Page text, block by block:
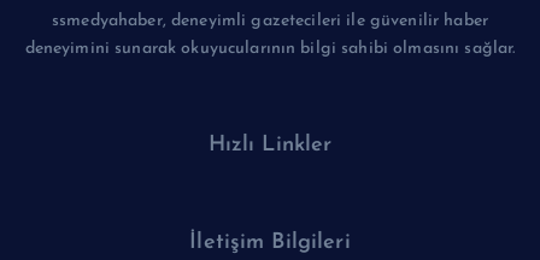
ssmedyahaber, deneyimli gazetecileri ile güvenilir haber
deneyimini sunarak okuyucularının bilgi sahibi olmasını sağlar.
Hızlı Linkler
İletişim Bilgileri